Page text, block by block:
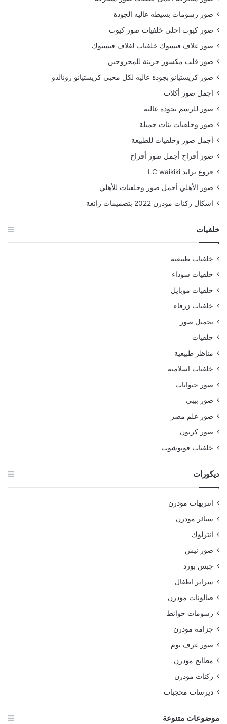
صور رسومات بسيطه عاليه الجودة
صور كيوت احلى خلفيات صور كيوت
صور غلاف فيسوك خلفيات لغلاف فيسبوك
صور قلب مكسور حزينة للمجروحين
صور كريستيانو بجودة عاليه لكل محبي كريستيانو رونالدو
اجمل صور أكلات
صور للرسم بجودة عالية
صور وخلفيات بنات جميلة
أجمل صور وخلفيات للطبيعة
صور أفراح أجمل صور أفراح
فروع براند LC waikiki
صور الأهلي أجمل صور وخلفيات للأهلي
اشكال ركنات مودرن 2022 بتصميمات رائعة
خلفيات
خلفيات طبيعية
خلفيات سوداء
خلفيات موبايل
خلفيات زرقاء
تحميل صور
خلفيات
مناظر طبيعية
خلفيات اسلامية
صور حيوانات
صور بيبي
صور علم مصر
صور كرتون
خلفيات فوتوشوب
ديكورات
انتريهات مودرن
ستائر مودرن
انترلوك
صور نيش
جبس بورد
سراير اطفال
صالونات مودرن
رسومات حوائط
جزامة مودرن
صور غرف نوم
مطابخ مودرن
ركنات مودرن
ديرسات محجبات
موضوعات متنوعة